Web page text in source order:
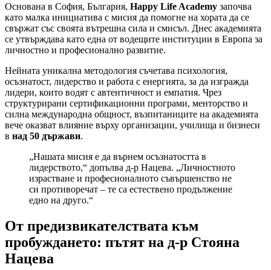
Основана в София, България, Happy Life Academy започва
като малка инициатива с мисия да помогне на хората да се
свържат със своята вътрешна сила и смисъл. Днес академията
се утвърждава като една от водещите институции в Европа за
личностно и професионално развитие.
Нейната уникална методология съчетава психология,
осъзнатост, лидерство и работа с енергията, за да изгражда
лидери, които водят с автентичност и емпатия. Чрез
структурирани сертификационни програми, менторство и
силна международна общност, възпитаниците на академията
вече оказват влияние върху организации, училища и бизнеси
в над 50 държави.
„Нашата мисия е да върнем осъзнатостта в
лидерството,“ допълва д-р Нацева. „Личностното
израстване и професионалното съвършенство не
си противоречат – те са естествено продължение
едно на друго.“
От предизвикателствата към
пробуждането: пътят на д-р Стояна
Нацева